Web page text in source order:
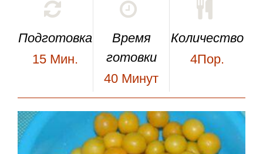
Подготовка
15 Мин.
Время
готовки
40 Минут
Количество
4Пор.